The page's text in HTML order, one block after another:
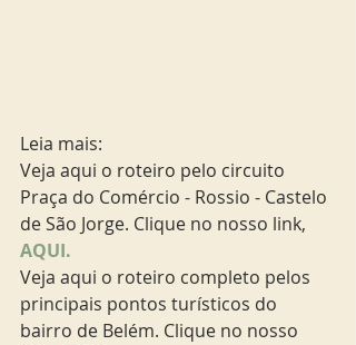
Leia mais:
Veja aqui o roteiro pelo circuito
Praça do Comércio - Rossio - Castelo
de São Jorge. Clique no nosso link,
AQUI.
Veja aqui o roteiro completo pelos
principais pontos turísticos do
bairro de Belém. Clique no nosso